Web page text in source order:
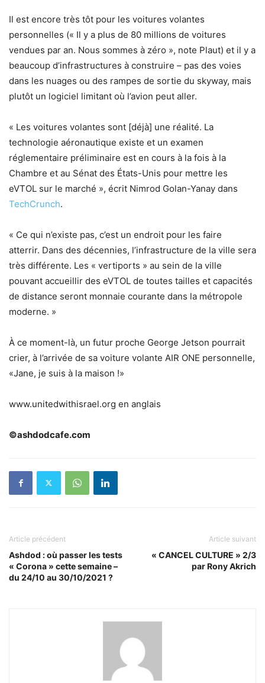
Il est encore très tôt pour les voitures volantes
personnelles (« Il y a plus de 80 millions de voitures
vendues par an. Nous sommes à zéro », note Plaut) et il y a
beaucoup d’infrastructures à construire – pas des voies
dans les nuages ​​ou des rampes de sortie du skyway, mais
plutôt un logiciel limitant où l’avion peut aller.
« Les voitures volantes sont [déjà] une réalité. La
technologie aéronautique existe et un examen
réglementaire préliminaire est en cours à la fois à la
Chambre et au Sénat des États-Unis pour mettre les
eVTOL sur le marché », écrit Nimrod Golan-Yanay dans
TechCrunch.
« Ce qui n’existe pas, c’est un endroit pour les faire
atterrir. Dans des décennies, l’infrastructure de la ville sera
très différente. Les « vertiports » au sein de la ville
pouvant accueillir des eVTOL de toutes tailles et capacités
de distance seront monnaie courante dans la métropole
moderne. »
À ce moment-là, un futur proche George Jetson pourrait
crier, à l’arrivée de sa voiture volante AIR ONE personnelle,
«Jane, je suis à la maison !»
www.unitedwithisrael.org en anglais
©ashdodcafe.com
Article précédent
Ashdod : où passer les tests
« Corona » cette semaine –
du 24/10 au 30/10/2021 ?
Article suivant
« CANCEL CULTURE » 2/3
par Rony Akrich